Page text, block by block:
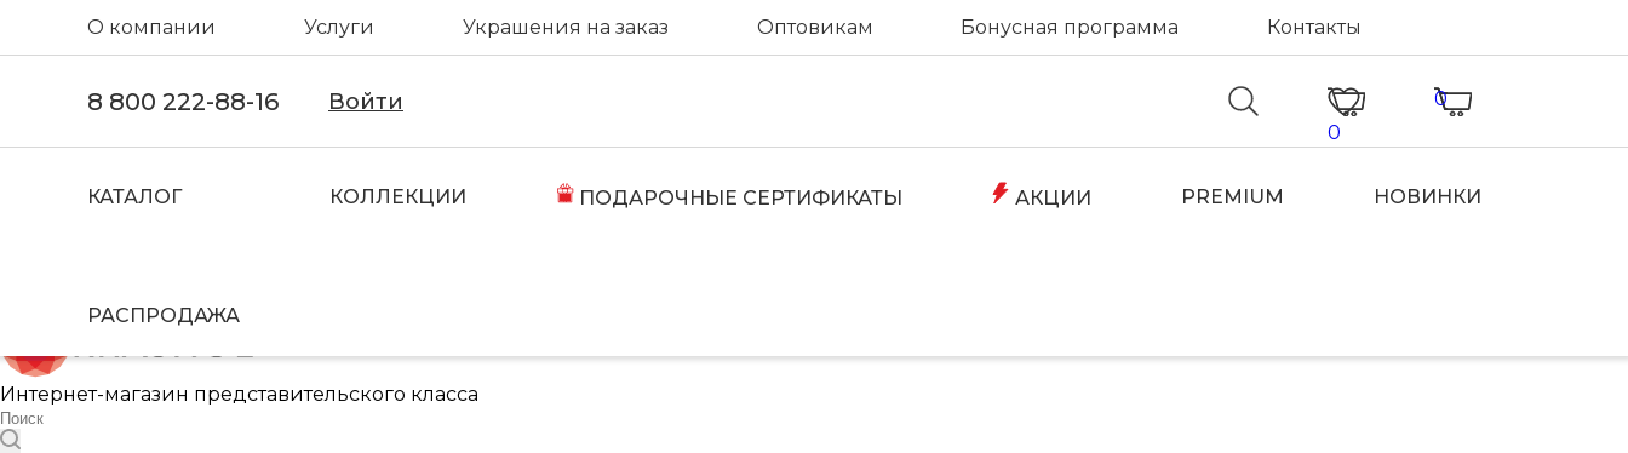
О компании Услуги Украшения на заказ Оптовикам Бонусная программа Контакты
8 800 222-88-16 Войти
0
0
КАТАЛОГ КОЛЛЕКЦИИ ПОДАРОЧНЫЕ СЕРТИФИКАТЫ АКЦИИ PREMIUM НОВИНКИ
РАСПРОДАЖА
Интернет-магазин представительского класса